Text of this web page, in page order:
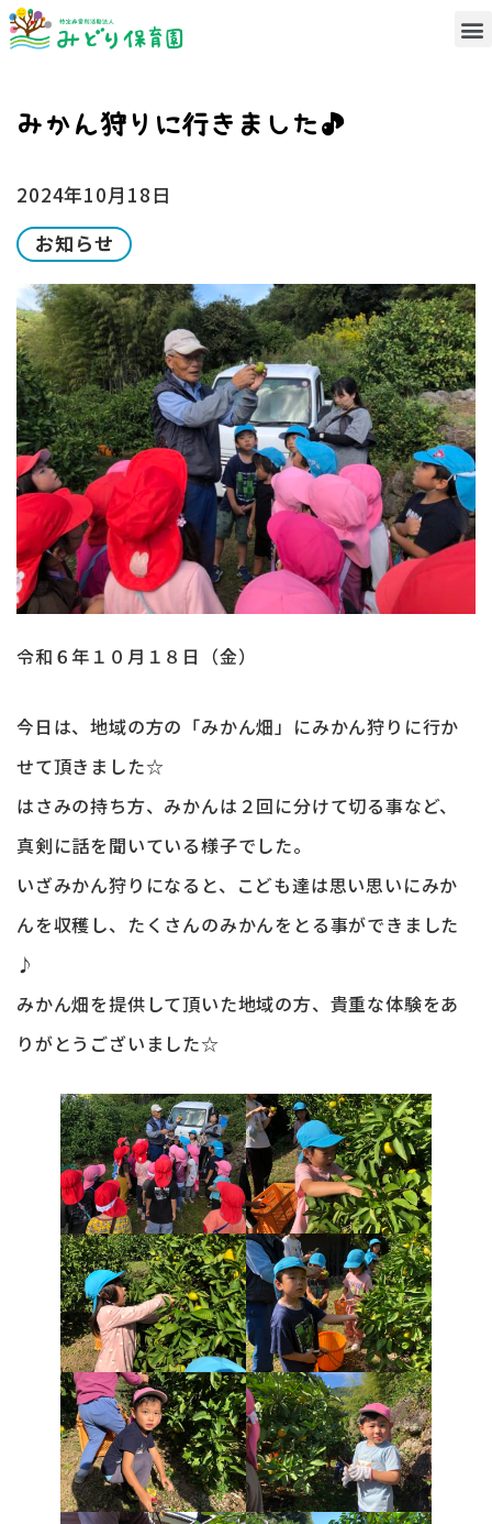
みかん狩りに行きました♪
2024年10月18日
お知らせ
令和６年１０月１８日（金）
今日は、地域の方の「みかん畑」にみかん狩りに行か
せて頂きました☆
はさみの持ち方、みかんは２回に分けて切る事など、
真剣に話を聞いている様子でした。
いざみかん狩りになると、こども達は思い思いにみか
んを収穫し、たくさんのみかんをとる事ができました
♪
みかん畑を提供して頂いた地域の方、貴重な体験をあ
りがとうございました☆